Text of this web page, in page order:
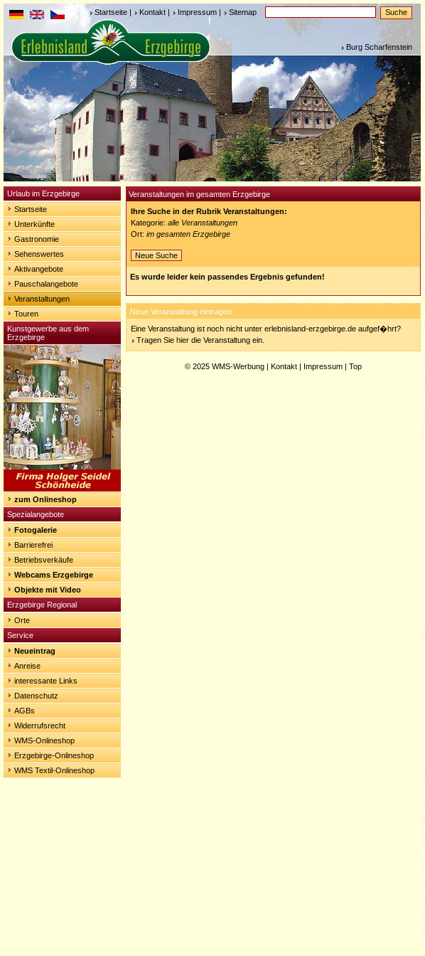
Startseite | Kontakt | Impressum | Sitemap
Burg Scharfenstein
Urlaub im Erzgebirge
Startseite
Unterkünfte
Gastronomie
Sehenswertes
Aktivangebote
Pauschalangebote
Veranstaltungen
Touren
Kunstgewerbe aus dem
Erzgebirge
zum Onlineshop
Spezialangebote
Fotogalerie
Barrierefrei
Betriebsverkäufe
Webcams Erzgebirge
Objekte mit Video
Erzgebirge Regional
Orte
Service
Neueintrag
Anreise
interessante Links
Datenschutz
AGBs
Widerrufsrecht
WMS-Onlineshop
Erzgebirge-Onlineshop
WMS Textil-Onlineshop
Veranstaltungen im gesamten Erzgebirge
Ihre Suche in der Rubrik Veranstaltungen:
Kategorie: alle Veranstaltungen
Ort: im gesamten Erzgebirge
Neue Suche
Es wurde leider kein passendes Ergebnis gefunden!
Neue Veranstaltung eintragen
Eine Veranstaltung ist noch nicht unter erlebnisland-erzgebirge.de aufgef�hrt?
Tragen Sie hier die Veranstaltung ein.
© 2025 WMS-Werbung | Kontakt | Impressum | Top